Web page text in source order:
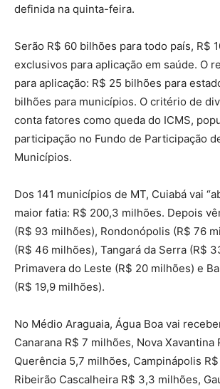
definida na quinta-feira.
Serão R$ 60 bilhões para todo país, R$
exclusivos para aplicação em saúde. O
para aplicação: R$ 25 bilhões para
bilhões para municípios. O critério de
conta fatores como queda do ICMS,
participação no Fundo de Participação
Municípios.
Dos 141 municípios de MT, Cuiabá vai
maior fatia: R$ 200,3 milhões. Depois
(R$ 93 milhões), Rondonópolis (R$ 76
(R$ 46 milhões), Tangará da Serra (R$
Primavera do Leste (R$ 20 milhões) e
(R$ 19,9 milhões).
No Médio Araguaia, Água Boa vai
Canarana R$ 7 milhões, Nova Xavantina
Querência 5,7 milhões, Campinápolis
Ribeirão Cascalheira R$ 3,3 milhões,